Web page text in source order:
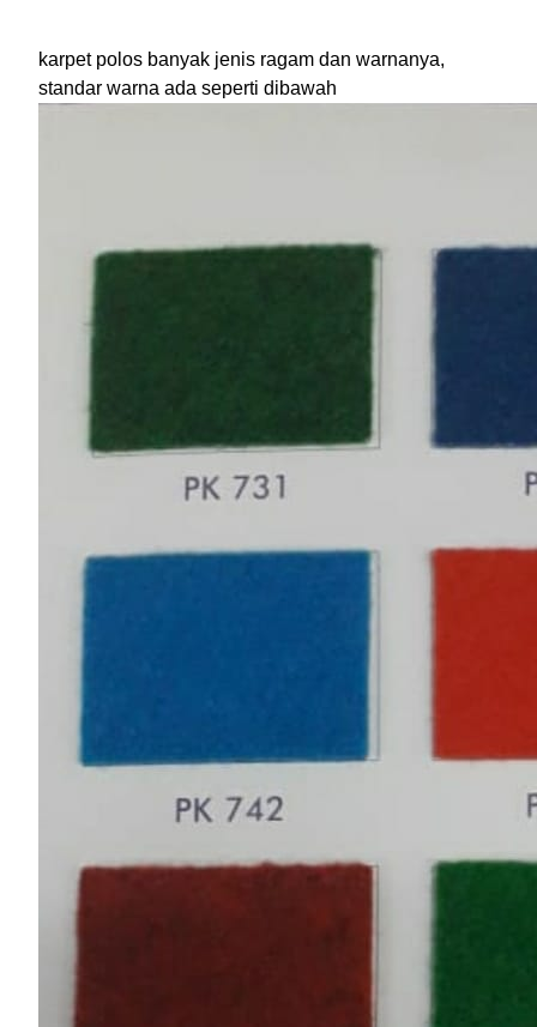
karpet polos banyak jenis ragam dan warnanya,
standar warna ada seperti dibawah